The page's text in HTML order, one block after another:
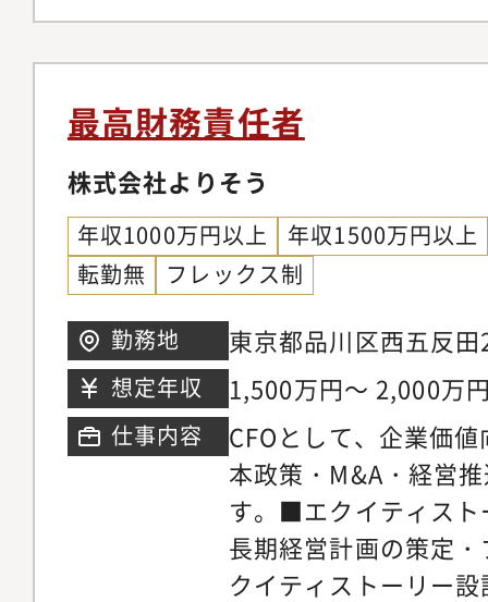
務・管理会計の高度
予実管理体制の構築
計およびモニタリン
キャッシュフロー予
要な財務情報整備■財
組み化・経理業務の
備・会計システム導
法、インボイス制度
と再設計■チームマネ
バーのマネジメント
成・評価制度運用・
本政策、投資家対応
ストーリーはCFOが
部長には、それらを
責任者としての役割
料作成いずれか）・
し、経営層に対して
経理チームのマネジ
メンバーをまとめた
最高財務責任者
株式会社よりそう
年収1000万円以上
年収1500万円以上
転勤無
フレックス制
勤務地
東京都品川区西五反
階
想定年収 1,500万円～ 2,000万
仕事内容
CFOとして、企業価
本政策・M&A・経営
す。■エクイティスト
長期経営計画の策定
クイティストーリー